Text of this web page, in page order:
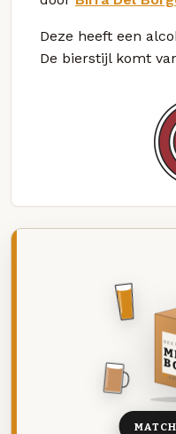
Deze heeft een
De bierstijl komt
8